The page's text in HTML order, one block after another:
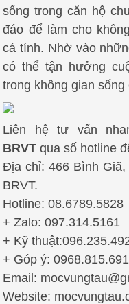
sống trong căn hộ
đáo để làm cho
cá tính. Nhờ vào
có thể tận hưởng
trong không gian sống
Liên hệ tư vấn
BRVTqua số hotline
Địa chỉ: 466 Bình Giã,
BRVT.
Hotline: 08.6789.5828
+ Zalo: 097.314.5161
+ Kỹ
+ Góp ý: 0968.815.691
Email:
Website: